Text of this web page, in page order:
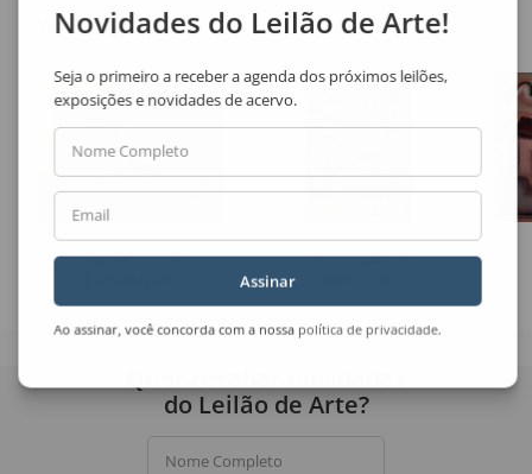
Veja também
Regina Silveira
Uberto Zamith
Novidades do Leilão de Arte!
Seja o primeiro a receber a agenda dos próximos leilões,
exposições e novidades de acervo.
Nome Completo
Email
Assinar
Ao assinar, você concorda com a nossa política de privacidade.
do Leilão de Arte?
Nome Completo